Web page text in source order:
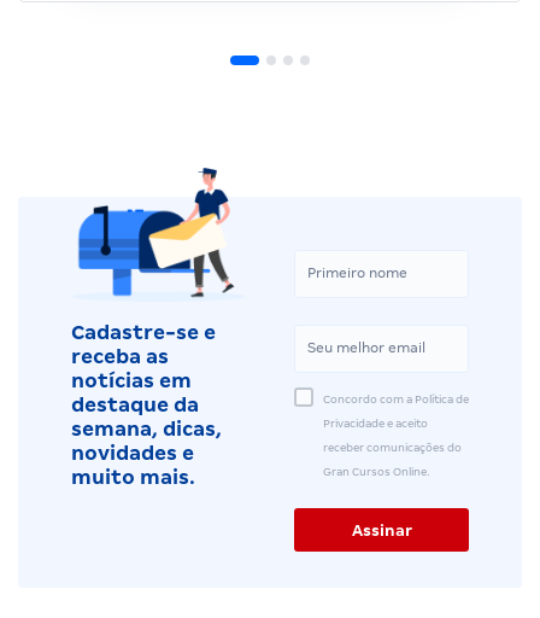
Cadastre-se e
receba as
notícias em
destaque da
semana, dicas,
novidades e
muito mais.
Concordo com a Política de
Privacidade e aceito
receber comunicações do
Gran Cursos Online.